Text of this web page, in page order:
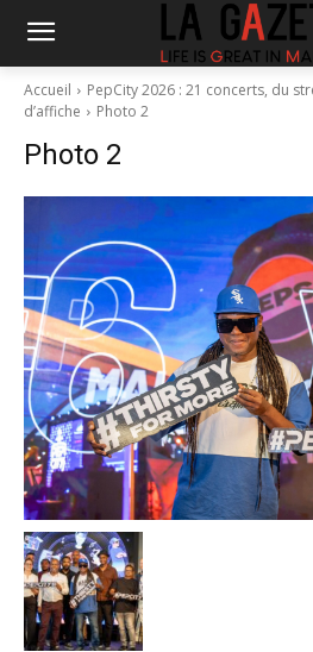
Accueil
PepCity 2026 : 21 concerts, du
d’affiche
Photo 2
Photo 2